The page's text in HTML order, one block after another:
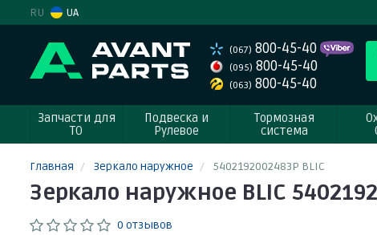
RU UA
(067) 800-45-40
(095) 800-45-40
(063) 800-45-40
Запчасти для
ТО
Подвеска и
Рулевое
Тормозная
система
Главная Зеркало наружное 5402192002483P BLIC
Зеркало наружное BLIC
0 отзывов